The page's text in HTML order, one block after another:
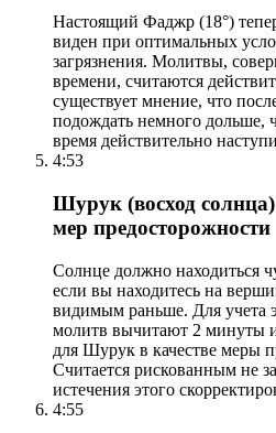
Настоящий Фаджр (18°)
виден при оптимальных
загрязнения. Молитвы,
времени, считаются
существует мнение, что
подождать немного дольше,
время действительно
4:53
Шурук (восход
мер предосторожности
Солнце должно находиться
если вы находитесь на
видимым раньше. Для учета
молитв вычитают 2 минуты
для Шурук в качестве меры
Считается рискованным не
истечения этого
4:55